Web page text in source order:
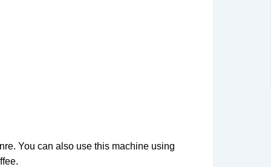
You can also use this machine using